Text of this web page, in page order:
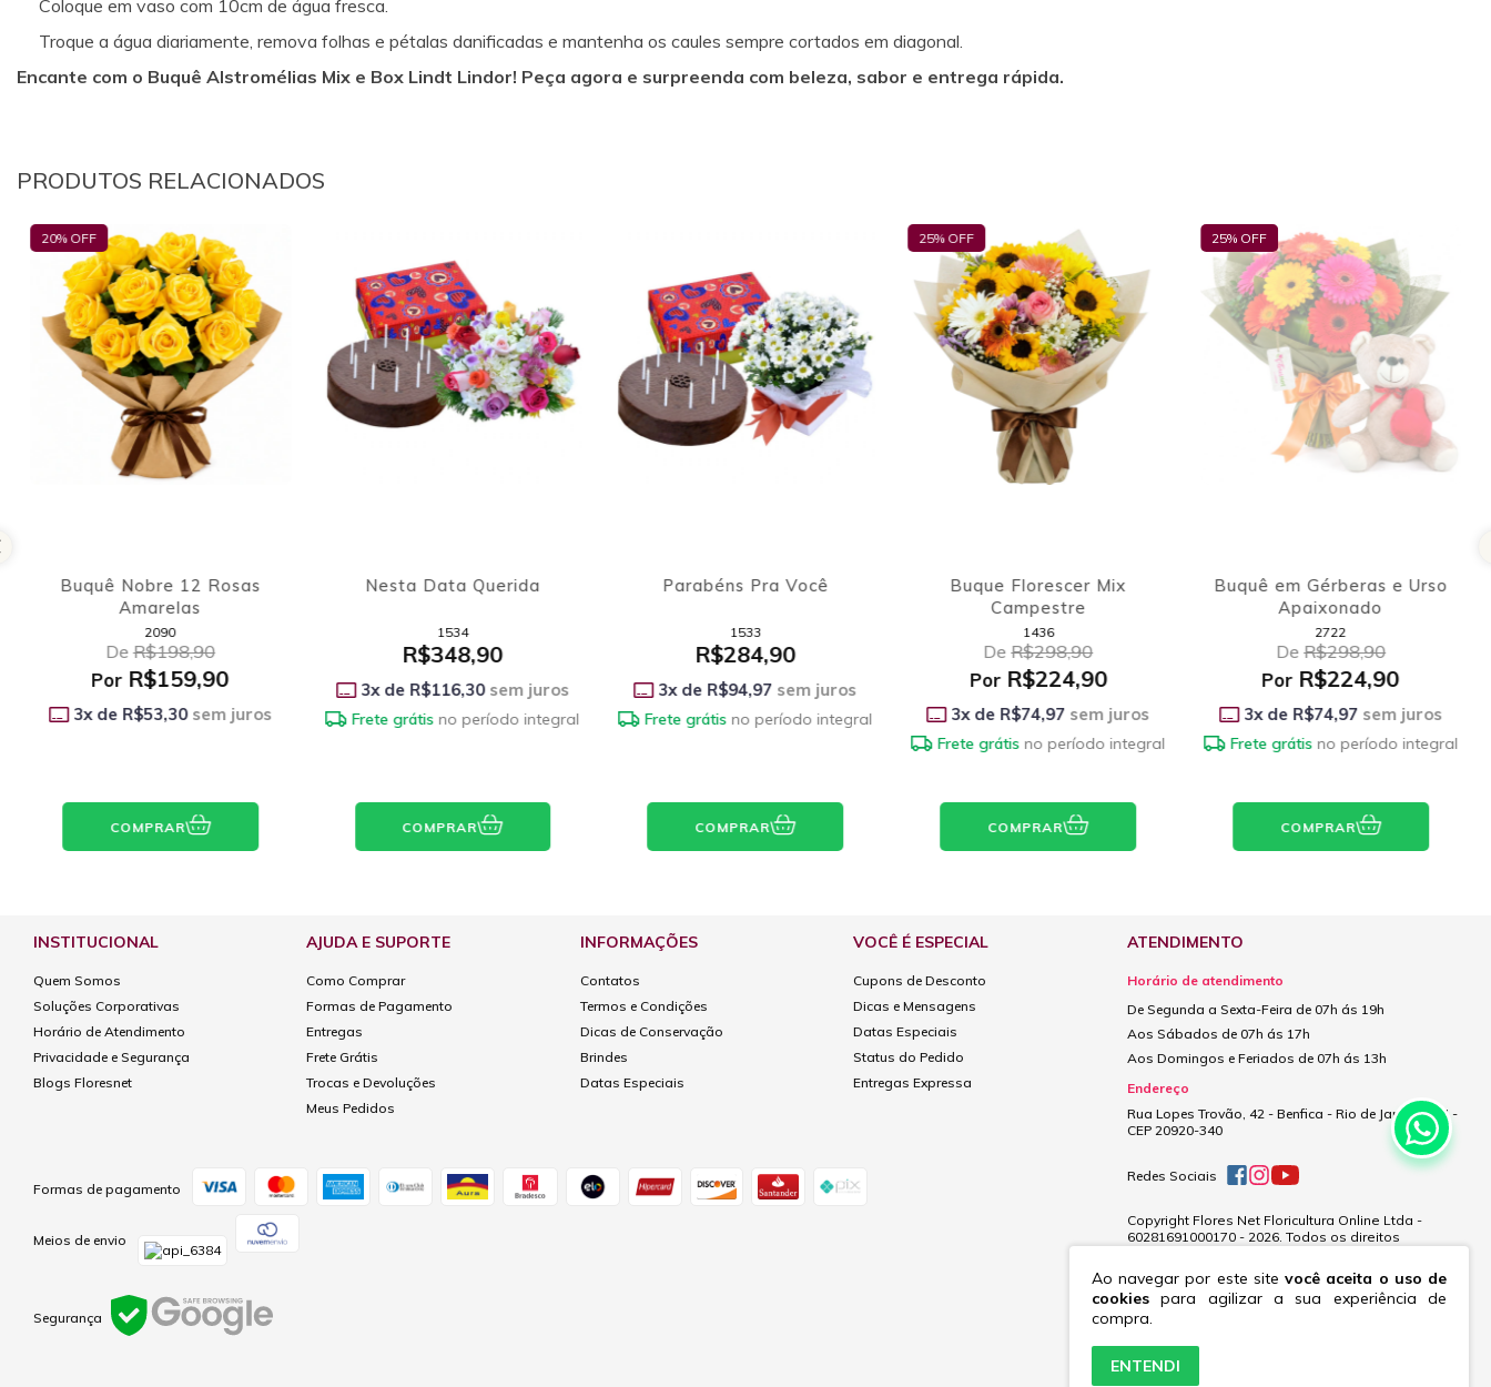
Ao navegar por este sitevocê aceita o uso de
cookies para agilizar a sua experiência de
compra.
ENTENDI
Coloque em vaso com 10cm de água fresca.
Troque a água diariamente, remova folhas e pétalas danificadas e mantenha os caules sempre cortados em diagonal.
Encante com o Buquê Alstromélias Mix e Box Lindt Lindor! Peça agora e surpreenda com beleza, sabor e entrega rápida.
PRODUTOS RELACIONADOS
20% OFF
Buquê Nobre 12 Rosas
Amarelas
2090
De R$198,90
PorR$159,90
3x de R$53,30sem juros
COMPRAR
Nesta Data Querida
1534
R$348,90
3x de R$116,30sem juros
Frete grátis no período integral
COMPRAR
Parabéns Pra Você
1533
R$284,90
3x de R$94,97 sem juros
Frete grátis no período integral
COMPRAR
25% OFF
Buque Florescer Mix
Campestre
1436
De R$298,90
PorR$224,90
3x de R$74,97 sem juros
Frete grátis no período integral
COMPRAR
25% OFF
Buquê em Gérberas e Urso
Apaixonado
2722
De R$298,90
PorR$224,90
3x de R$74,97 sem juros
Frete grátis no período integral
COMPRAR
INSTITUCIONAL
Quem Somos
Soluções Corporativas
Horário de Atendimento
Privacidade e Segurança
Blogs Floresnet
AJUDA E SUPORTE
Como Comprar
Formas de Pagamento
Entregas
Frete Grátis
Trocas e Devoluções
Meus Pedidos
INFORMAÇÕES
Contatos
Termos e Condições
Dicas de Conservação
Brindes
Datas Especiais
VOCÊ É ESPECIAL
Cupons de Desconto
Dicas e Mensagens
Datas Especiais
Status do Pedido
Entregas Expressa
ATENDIMENTO
Horário de atendimento
De Segunda a Sexta-Feira de 07h ás 19h
Aos Sábados de 07h ás 17h
Aos Domingos e Feriados de 07h ás 13h
Endereço
Rua Lopes Trovão, 42 - Benfica - Rio de Janeiro - RJ -
CEP 20920-340
Formas de pagamento
Meios de envio
Segurança
Redes Sociais
Copyright Flores Net Floricultura Online Ltda -
60281691000170 - 2026. Todos os direitos